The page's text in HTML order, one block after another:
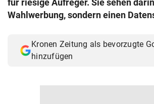
© Krone Multimedia GmbH & Co KG 2026
für riesige Aufreger. Sie sehen
Wahlwerbung, sondern einen
Kronen Zeitung als bevorzugte
hinzufügen